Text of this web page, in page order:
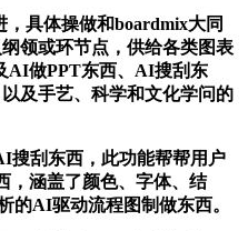
具体操做和boardmix大同
领或环节点，供给各类图表
AI做PPT东西、AI搜刮东
及手艺、科学和文化学问的
刮东西，此功能帮帮用户
，涵盖了颜色、字体、结
的AI驱动流程图制做东西。